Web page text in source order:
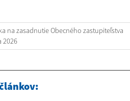
na zasadnutie Obecného zastupiteľstva
2026